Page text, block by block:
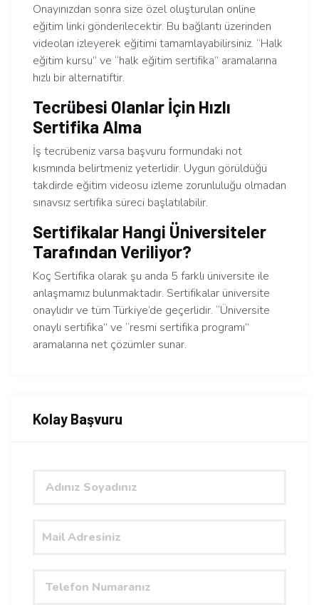
Onayınızdan sonra size özel oluşturulan online
eğitim linki gönderilecektir. Bu bağlantı üzerinden
videoları izleyerek eğitimi tamamlayabilirsiniz. “Halk
eğitim kursu” ve “halk eğitim sertifika” aramalarına
hızlı bir alternatiftir.
Tecrübesi Olanlar İçin Hızlı
Sertifika Alma
İş tecrübeniz varsa başvuru formundaki not
kısmında belirtmeniz yeterlidir. Uygun görüldüğü
takdirde eğitim videosu izleme zorunluluğu olmadan
sınavsız sertifika süreci başlatılabilir.
Sertifikalar Hangi Üniversiteler
Tarafından Veriliyor?
Koç Sertifika olarak şu anda 5 farklı üniversite ile
anlaşmamız bulunmaktadır. Sertifikalar üniversite
onaylıdır ve tüm Türkiye’de geçerlidir. “Üniversite
onaylı sertifika” ve “resmi sertifika programı”
aramalarına net çözümler sunar.
Kolay Başvuru